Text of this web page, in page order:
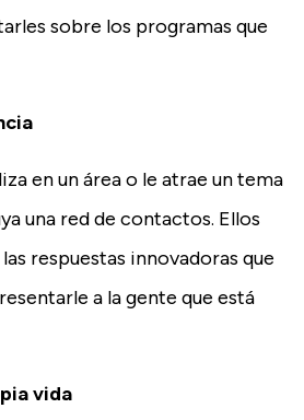
sobre los programas que
en un área o le atrae un tema
una red de contactos. Ellos
respuestas innovadoras que
a la gente que está
vida